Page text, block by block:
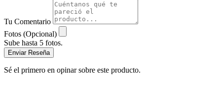
Tu Comentario
Fotos (Opcional)
Sube hasta 5 fotos.
Enviar Reseña
Sé el primero en opinar sobre este producto.